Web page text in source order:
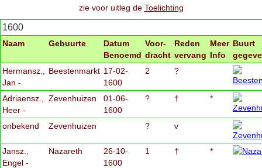
zie voor uitleg de Toelichting
1600
Naam Gebuurte
Datum
Benoemd
Voor-
dracht
Reden
vervang
Meer
Info
Buurt
Hermansz.,
Jan -
Beestenmarkt 17-02-
1600
2 ?
Adriaensz.,
Heer -
Zevenhuizen
01-06-
1600
? † *
onbekend Zevenhuizen ? v
Jansz.,
Engel -
Nazareth
26-10-
1600
1 † *